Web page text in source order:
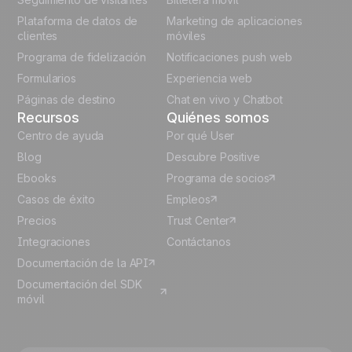
German
Plataforma de datos de
clientes
Programa de fidelización
Formularios
Páginas de destino
Marketing de aplicaciones
móviles
Notificaciones push web
Experiencia web
Chat en vivo y Chatbot
Recursos
Centro de ayuda
Blog
Ebooks
Casos de éxito
Precios
Integraciones
Documentación de la API
Documentación del SDK
móvil
Quiénes somos
Por qué User
Descubre Positive
Programa de socios
Empleos
Trust Center
Contáctanos